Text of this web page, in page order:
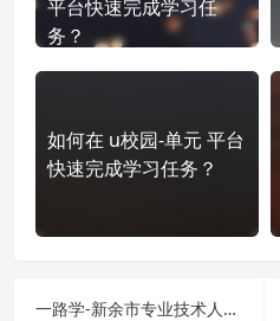
平台快速完成学习任
务？
如何在 u校园-单元 平台
快速完成学习任务？
一路学-新余市专业技术人员继续教育网 http://xyjxjy.ylxue.net/ 刷课也能轻松过！简单技巧大公开